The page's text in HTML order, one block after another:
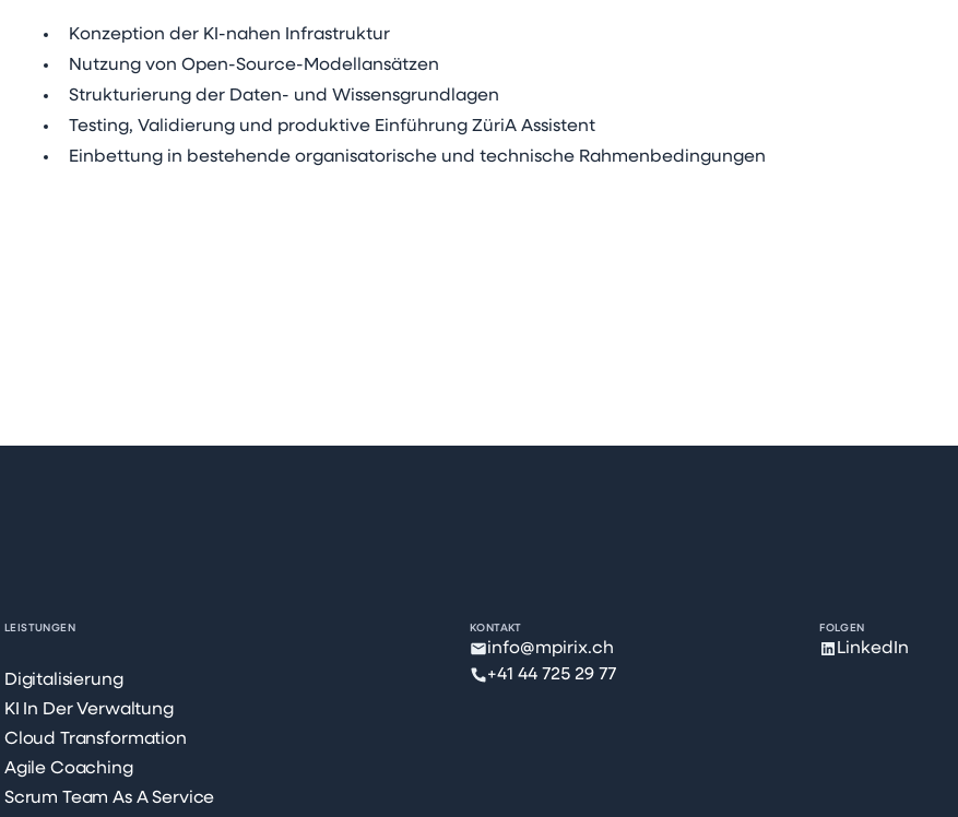
Konzeption der KI-nahen Infrastruktur
Nutzung von Open-Source-Modellansätzen
Strukturierung der Daten- und Wissensgrundlagen
Testing, Validierung und produktive Einführung ZüriA Assistent
Einbettung in bestehende organisatorische und technische Rahmenbedingungen
LEISTUNGEN
Digitalisierung
KI In Der Verwaltung
Cloud Transformation
Agile Coaching
Scrum Team As A Service
KONTAKT
info@mpirix.ch
+41 44 725 29 77
FOLGEN
LinkedIn